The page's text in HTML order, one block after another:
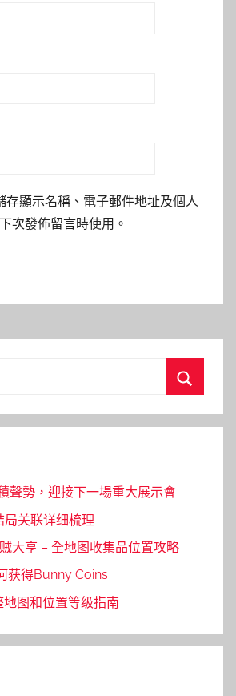
存顯示名稱、電子郵件地址及個人
次發佈留言時使用。
聲勢，迎接下一場重大展示會
局关联详细梳理
大亨 – 全地图收集品位置攻略
获得Bunny Coins
图和位置等级指南